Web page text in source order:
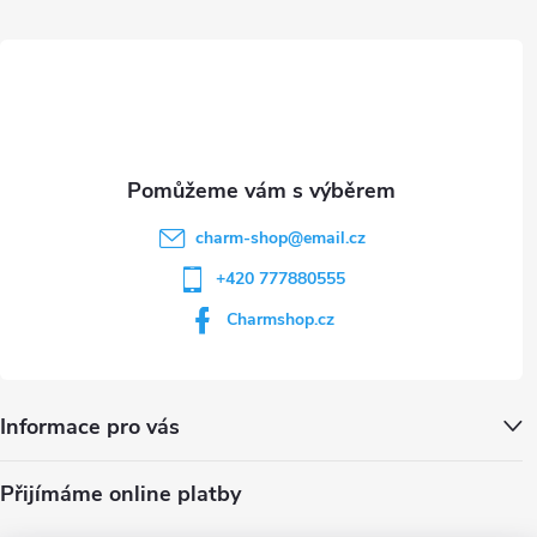
charm-shop@email.cz
+420 777880555
Charmshop.cz
Informace pro vás
Přijímáme online platby